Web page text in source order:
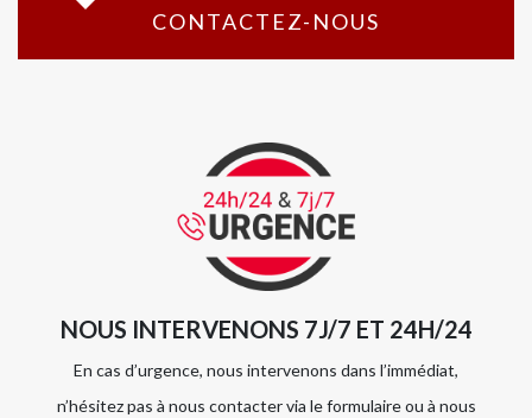
CONTACTEZ-NOUS
NOUS INTERVENONS 7J/7 ET 24H/24
En cas d’urgence, nous intervenons dans l’immédiat,
n’hésitez pas à nous contacter via le formulaire ou à nous